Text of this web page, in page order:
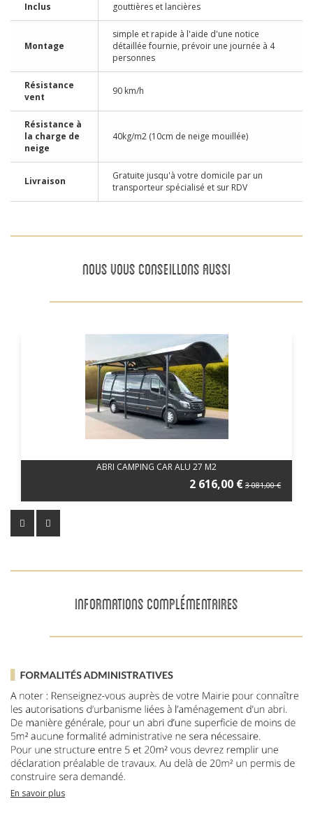
Inclus gouttières et lancières
Montage
simple et rapide à l'aide d'une notice
détaillée fournie, prévoir une journée à 4
personnes
Résistance
vent
90 km/h
Résistance à
la charge de
neige
40kg/m2 (10cm de neige mouillée)
Livraison
Gratuite jusqu'à votre domicile par un
transporteur spécialisé et sur RDV
NOUS VOUS CONSEILLONS AUSSI
ABRI CAMPING CAR ALU 27 M2
2 616,00 € 3 081,00 €
INFORMATIONS COMPLÉMENTAIRES
En savoir plus